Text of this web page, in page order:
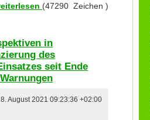
(47290 Zeichen )
in
des
seit Ende
August 2021 09:23:36 +02:00